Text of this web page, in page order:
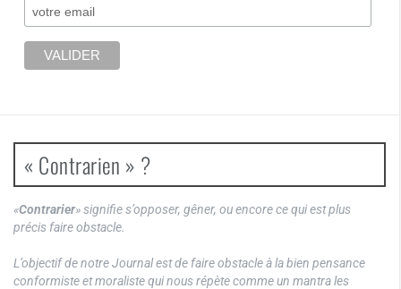
« Contrarien » ?
«Contrarier» signifie s’opposer, gêner, ou encore ce qui est plus
précis faire obstacle.
L’objectif de notre Journal est de faire obstacle à la bien pensance
conformiste et moraliste qui nous répète comme un mantra les